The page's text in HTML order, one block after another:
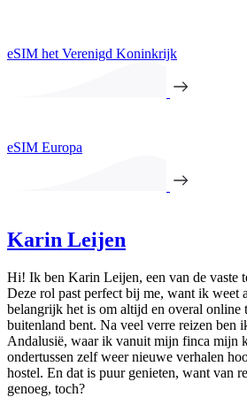
eSIM het Verenigd Koninkrijk
eSIM Europa
Karin Leijen
Hi! Ik ben Karin Leijen, een van de vaste
Deze rol past perfect bij me, want ik weet
belangrijk het is om altijd en overal online
buitenland bent. Na veel verre reizen ben
Andalusië, waar ik vanuit mijn finca mijn
ondertussen zelf weer nieuwe verhalen
hostel. En dat is puur genieten, want van
genoeg, toch?